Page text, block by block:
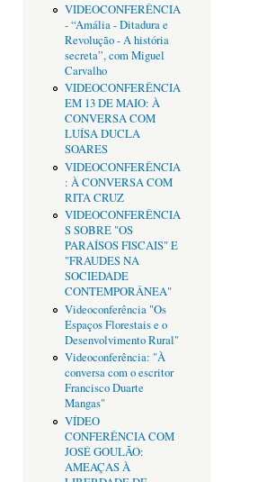
VIDEOCONFERÊNCIA
- “Amália - Ditadura e
Revolução - A história
secreta”, com Miguel
Carvalho
VIDEOCONFERÊNCIA
EM 13 DE MAIO: À
CONVERSA COM
LUÍSA DUCLA
SOARES
VIDEOCONFERÊNCIA
: À CONVERSA COM
RITA CRUZ
VIDEOCONFERÊNCIA
S SOBRE "OS
PARAÍSOS FISCAIS" E
"FRAUDES NA
SOCIEDADE
CONTEMPORÂNEA"
Videoconferência "Os
Espaços Florestais e o
Desenvolvimento Rural"
Videoconferência: "À
conversa com o escritor
Francisco Duarte
Mangas"
VÍDEO
CONFERÊNCIA COM
JOSÉ GOULÃO:
AMEAÇAS À